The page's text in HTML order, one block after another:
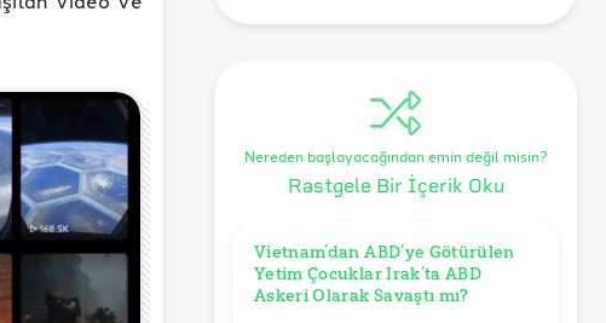
Nereden başlayacağından emin değil misin?
Rastgele Bir İçerik Oku
Vietnam’dan ABD’ye Götürülen
Yetim Çocuklar Irak’ta ABD
Askeri Olarak Savaştı mı?